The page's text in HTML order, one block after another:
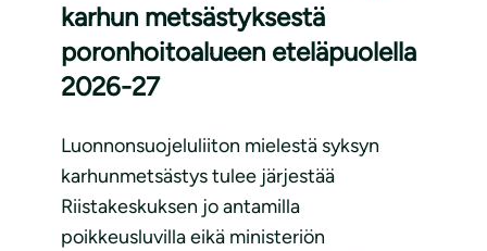
karhun metsästyksestä
poronhoitoalueen eteläpuolella
2026-27
Luonnonsuojeluliiton mielestä syksyn
karhunmetsästys tulee järjestää
Riistakeskuksen jo antamilla
poikkeusluvilla eikä ministeriön